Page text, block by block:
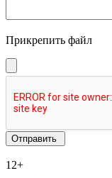
Прикрепить файл
12+